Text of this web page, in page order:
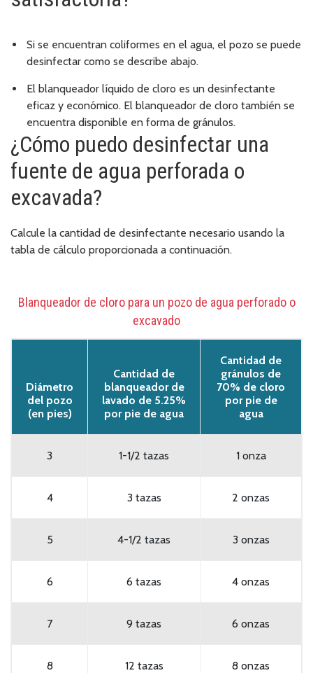
Si se encuentran coliformes en el agua, el pozo se puede
desinfectar como se describe abajo.
El blanqueador líquido de cloro es un desinfectante
eficaz y económico. El blanqueador de cloro también se
encuentra disponible en forma de gránulos.
¿Cómo puedo desinfectar una
fuente de agua perforada o
excavada?
Calcule la cantidad de desinfectante necesario usando la
tabla de cálculo proporcionada a continuación.
Blanqueador de cloro para un pozo de agua perforado o
excavado
Diámetro
del pozo
(en pies)
Cantidad de
blanqueador de
lavado de 5.25%
por pie de agua
Cantidad de
gránulos de
70% de cloro
por pie de
agua
3 1-1/2 tazas 1 onza
4 3 tazas 2 onzas
5 4-1/2 tazas 3 onzas
6 6 tazas 4 onzas
7 9 tazas 6 onzas
8 12 tazas 8 onzas